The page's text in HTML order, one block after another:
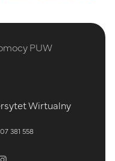
PUW
Wirtualny
381 558